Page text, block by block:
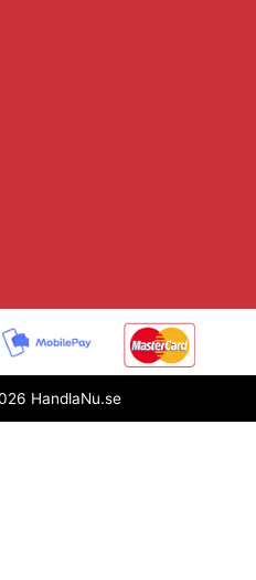
HandlaNu.se